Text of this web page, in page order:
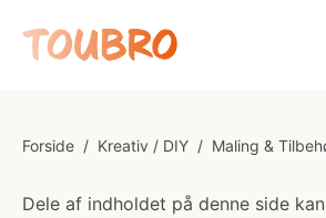
Forside / Kreativ / DIY / Maling &
Dele af indholdet på denne side